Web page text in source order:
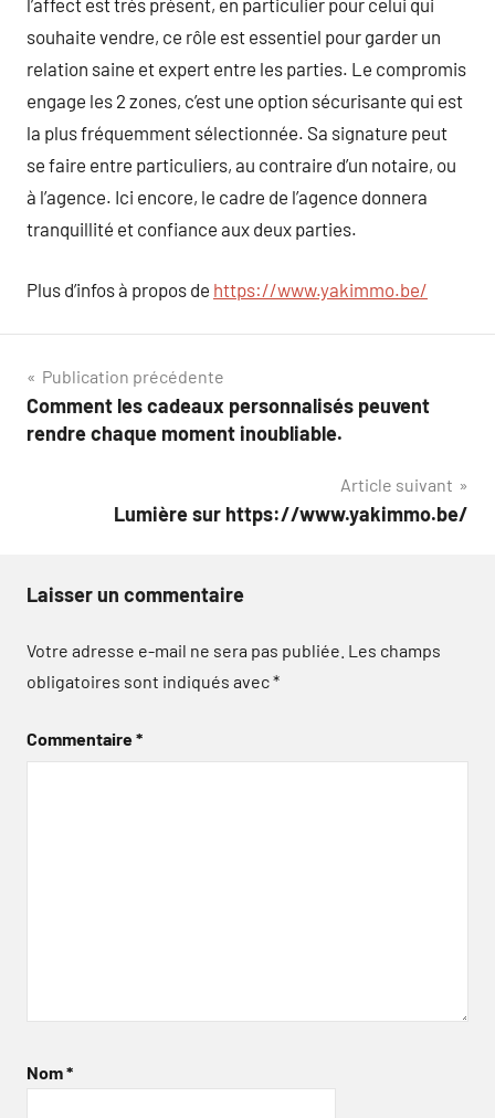
l’affect est très présent, en particulier pour celui qui
souhaite vendre, ce rôle est essentiel pour garder un
relation saine et expert entre les parties. Le compromis
engage les 2 zones, c’est une option sécurisante qui est
la plus fréquemment sélectionnée. Sa signature peut
se faire entre particuliers, au contraire d’un notaire, ou
à l’agence. Ici encore, le cadre de l’agence donnera
tranquillité et confiance aux deux parties.
Plus d’infos à propos de https://www.yakimmo.be/
Navigation
de
Publication précédente
Comment les cadeaux personnalisés peuvent
rendre chaque moment inoubliable.
Article suivant
Lumière sur https://www.yakimmo.be/
Laisser un commentaire
Votre adresse e-mail ne sera pas publiée. Les champs
obligatoires sont indiqués avec*
Commentaire*
Nom*